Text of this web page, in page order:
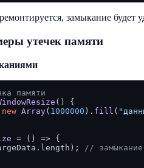
замыкание будет
утечек памяти
памяти
( ) {
new Array( 1000000 ). fill (
= ( ) => {
length );
// замыкание